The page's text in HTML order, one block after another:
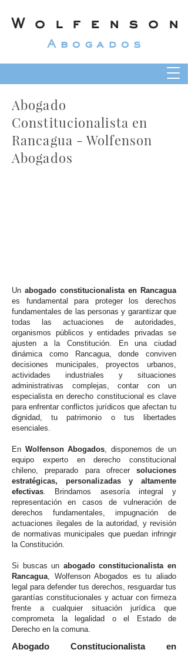
Wolfenson
Abogados
Abogado
Constitucionalista en
Rancagua - Wolfenson
Abogados
Un abogado constitucionalista en Rancagua
es fundamental para proteger los derechos
fundamentales de las personas y garantizar que
todas las actuaciones de autoridades,
organismos públicos y entidades privadas se
ajusten a la Constitución. En una ciudad
dinámica como Rancagua, donde conviven
decisiones municipales, proyectos urbanos,
actividades industriales y situaciones
administrativas complejas, contar con un
especialista en derecho constitucional es clave
para enfrentar conflictos jurídicos que afectan tu
dignidad, tu patrimonio o tus libertades
esenciales.
En Wolfenson Abogados, disponemos de un
equipo experto en derecho constitucional
chileno, preparado para ofrecer soluciones
estratégicas, personalizadas y altamente
efectivas. Brindamos asesoría integral y
representación en casos de vulneración de
derechos fundamentales, impugnación de
actuaciones ilegales de la autoridad, y revisión
de normativas municipales que puedan infringir
la Constitución.
Si buscas un abogado constitucionalista en
Rancagua, Wolfenson Abogados es tu aliado
legal para defender tus derechos, resguardar tus
garantías constitucionales y actuar con firmeza
frente a cualquier situación jurídica que
comprometa la legalidad o el Estado de
Derecho en la comuna.
Abogado Constitucionalista en